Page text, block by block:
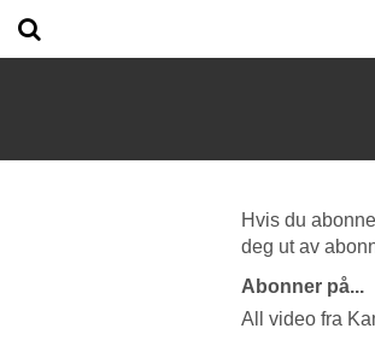
Hvis du
deg ut av
Abonner på...
All video fra